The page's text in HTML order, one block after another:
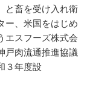
と畜を受け入れ衛
ー、米国をはじめ
エスフーズ株式会
戸肉流通推進協議
３年度設